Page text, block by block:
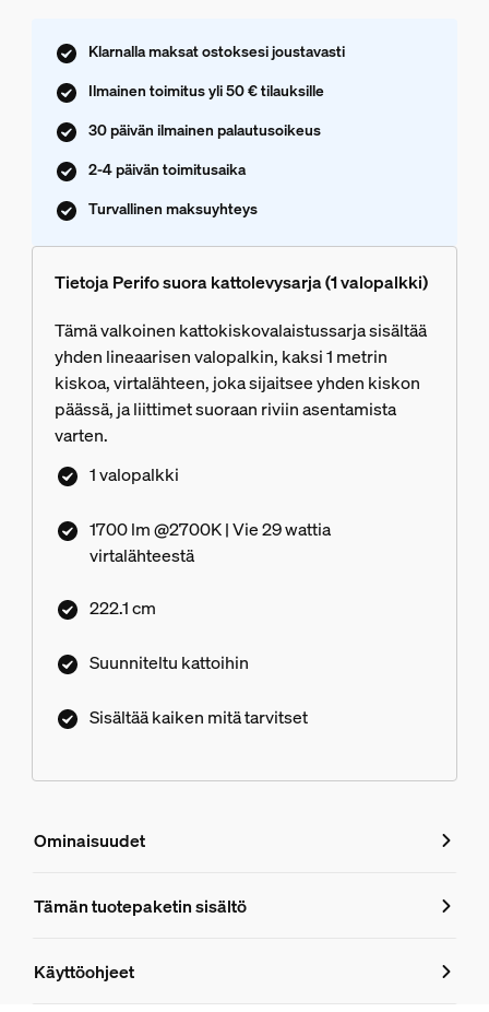
Klarnalla maksat ostoksesi joustavasti
Ilmainen toimitus yli 50 € tilauksille
30 päivän ilmainen palautusoikeus
2-4 päivän toimitusaika
Turvallinen maksuyhteys
Tietoja Perifo suora kattolevysarja (1 valopalkki)
Tämä valkoinen kattokiskovalaistussarja sisältää
yhden lineaarisen valopalkin, kaksi 1 metrin
kiskoa, virtalähteen, joka sijaitsee yhden kiskon
päässä, ja liittimet suoraan riviin asentamista
varten.
1 valopalkki
1700 lm @2700K | Vie 29 wattia
virtalähteestä
222.1 cm
Suunniteltu kattoihin
Sisältää kaiken mitä tarvitset
Ominaisuudet
Ominaisuudet
8719514872776
Tämän tuotepaketin sisältö
Käyttöohjeet